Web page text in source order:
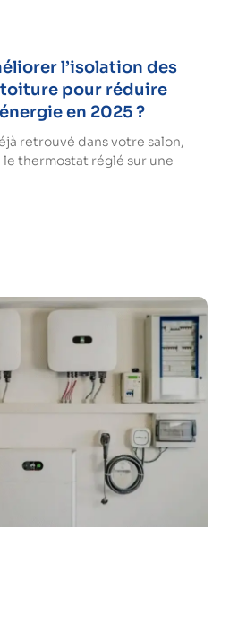
l’isolation des
pour réduire
en 2025 ?
retrouvé dans votre salon,
thermostat réglé sur une